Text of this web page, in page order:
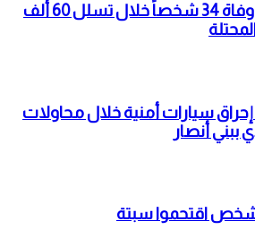
السلطات الإسبانية.. وفاة 34 شخصاً خلال تسلل 60 ألف
إحراق سيارات أمنية خلال محاولات
ببني أنصار